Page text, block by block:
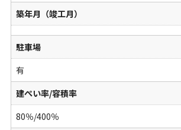
築年月（竣工月）
駐車場
有
建ぺい率/容積率
80％/400％